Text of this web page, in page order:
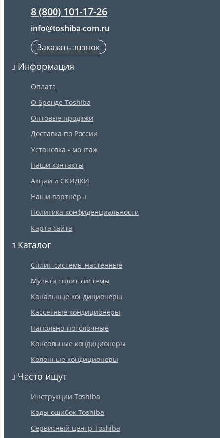
8 (800) 101-17-26
info@toshiba-com.ru
Заказать звонок
Информация
Оплата
О бренде Toshiba
Оптовые продажи
Доставка по России
Установка - монтаж
Наши контакты
Акции и СКИДКИ
Наши партнёры
Политика конфиденциальности
Карта сайта
Каталог
Сплит-системы настенные
Мульти сплит-системы
Канальные кондиционеры
Кассетные кондиционеры
Напольно-потолочные
Консольные кондиционеры
Колонные кондиционеры
Часто ищут
Инструкции Toshiba
Коды ошибок Toshiba
Сервисный центр Toshiba